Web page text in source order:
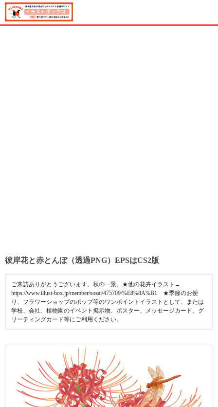
彼岸花と赤とんぼ（透過PNG）EPSはCS2版
ご来訪ありがとうございます。秋の一景。★他の花卉イラスト→
https://www.illust-box.jp/member/sozai/475709/%E8%8A%B1 ★季節のお便
り、フラワーショップのポップ等のワンポイントイラストとして、または
学校、会社、植物園のイベント掲示物、ポスター、メッセージカード、グ
リーティングカード等にご利用ください。